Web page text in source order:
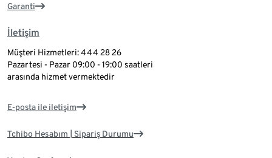
Garanti
İletişim
Müşteri Hizmetleri: 444 28 26
Pazartesi - Pazar 09:00 - 19:00 saatleri
arasında hizmet vermektedir
E-posta ile iletişim
Tchibo Hesabım | Sipariş Durumu